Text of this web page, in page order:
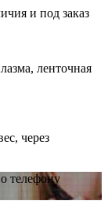
и под заказ
ленточная
через
телефону